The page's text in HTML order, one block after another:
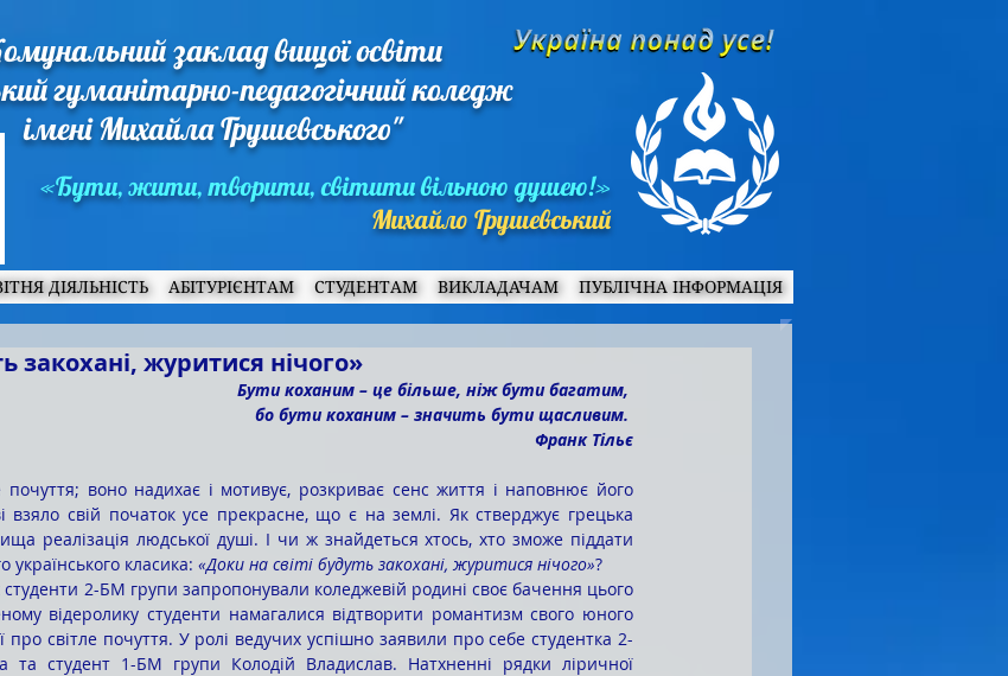
заклад вищої освіти
гуманітарно-педагогічний коледж
імені Михайла Грушевського"
«Бути, жити, творити, світити вільною душею!»
Михайло Грушевський
ДІЯЛЬНІСТЬ АБІТУРІЄНТАМ СТУДЕНТАМ ВИКЛАДАЧАМ ПУБЛІЧНА ІНФОРМАЦІЯ
закохані, журитися нічого»
Бути коханим – це більше, ніж бути багатим,
бо бути коханим – значить бути щасливим.
Франк Тільє
взяло свій початок усе прекрасне, що є на землі. Як стверджує грецька
реалізація людської душі. І чи ж знайдеться хтось, хто зможе піддати
українського класика: «Доки на світі будуть закохані, журитися нічого»?
відеролику студенти намагалися відтворити романтизм свого юного
про світле почуття. У ролі ведучих успішно заявили про себе студентка 2-
студент 1-БМ групи Колодій Владислав. Натхненні рядки ліричної